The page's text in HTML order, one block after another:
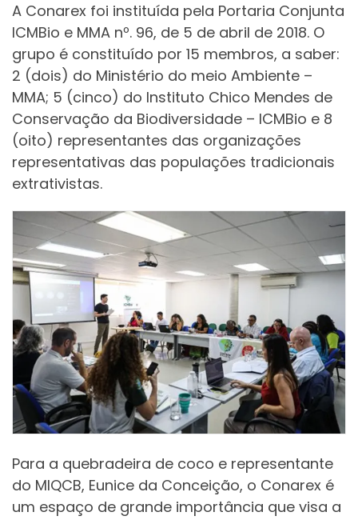
A Conarex foi instituída pela Portaria Conjunta
ICMBio e MMA nº. 96, de 5 de abril de 2018. O
grupo é constituído por 15 membros, a saber:
2 (dois) do Ministério do meio Ambiente –
MMA; 5 (cinco) do Instituto Chico Mendes de
Conservação da Biodiversidade – ICMBio e 8
(oito) representantes das organizações
representativas das populações tradicionais
extrativistas.
Para a quebradeira de coco e representante
do MIQCB, Eunice da Conceição, o Conarex é
um espaço de grande importância que visa a